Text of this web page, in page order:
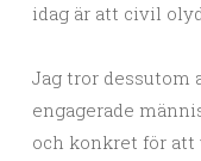
idag är att civil
Jag tror dessutom
engagerade
och konkret för